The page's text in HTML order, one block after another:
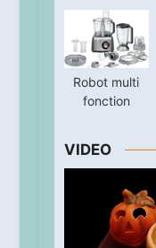
Robot multi
fonction
VIDEO